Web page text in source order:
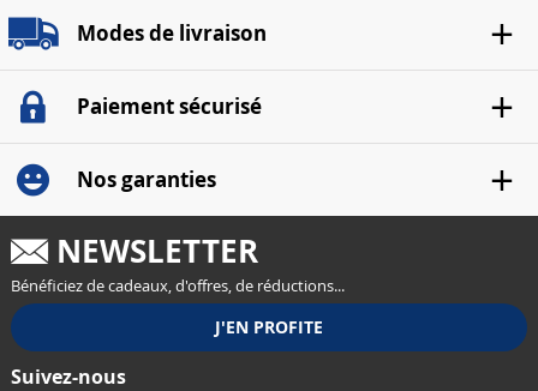
Modes de livraison
Paiement sécurisé
Nos garanties
NEWSLETTER
Bénéficiez de cadeaux, d'offres, de réductions...
Suivez-nous